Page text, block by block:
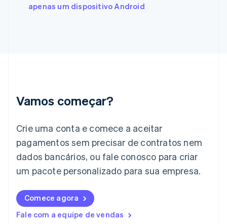
apenas um dispositivo Android
Vamos começar?
Crie uma conta e comece a aceitar
pagamentos sem precisar de contratos nem
dados bancários, ou fale conosco para criar
um pacote personalizado para sua empresa.
Comece agora
Fale com a equipe de vendas
Gibraltar
English
Italiano English
日本語English
Letônia
Liechtenstein
Lituânia
English
Luxemburgo